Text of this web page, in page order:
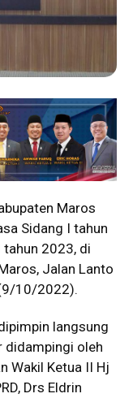
Maros
Sidang I tahun
2023, di
Jalan Lanto
10/2022).
langsung
didampingi oleh
Wakil Ketua II Hj
Drs Eldrin